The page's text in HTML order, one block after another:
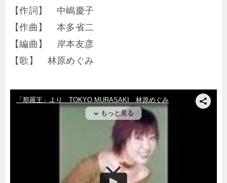
【作詞】 中嶋慶子
【作曲】 本多省二
【編曲】 岸本友彦
【歌】 林原めぐみ